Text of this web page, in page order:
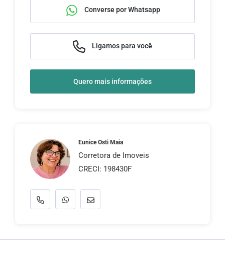
Converse por Whatsapp
Ligamos para você
Quero mais informações
Eunice Osti Maia
Corretora de Imoveis
CRECI: 198430F